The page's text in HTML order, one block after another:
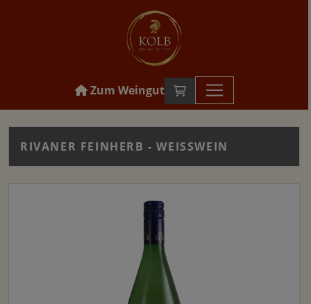
Zum Weingut
RIVANER FEINHERB - WEISSWEIN